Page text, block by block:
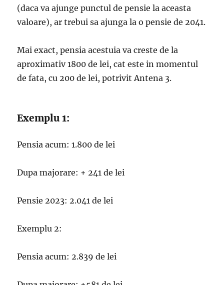
(daca va ajunge punctul de pensie la aceasta
valoare), ar trebui sa ajunga la o pensie de 2041.
Mai exact, pensia acestuia va creste de la
aproximativ 1800 de lei, cat este in momentul
de fata, cu 200 de lei, potrivit Antena 3.
Exemplu 1:
Pensia acum: 1.800 de lei
Dupa majorare: + 241 de lei
Pensie 2023: 2.041 de lei
Exemplu 2:
Pensia acum: 2.839 de lei